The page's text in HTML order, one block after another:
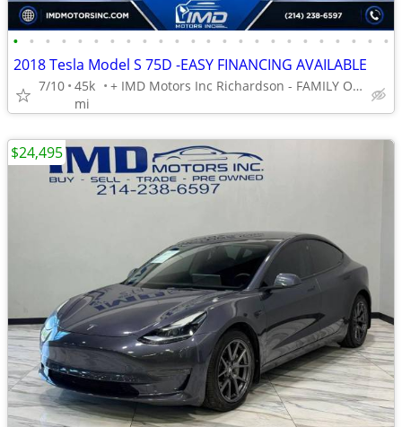
• • • • • • • • • • • • • • • • • • • • • • • •
2018 Tesla Model S 75D -EASY FINANCING AVAILABLE
7/10 45k
mi
+ IMD Motors Inc Richardson - FAMILY OWNED AND OPERATED !
$24,495